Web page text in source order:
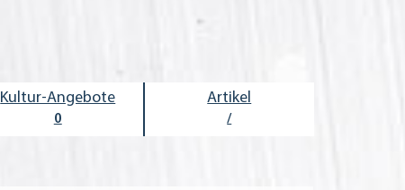
Kultur-Angebote
0
Artikel
/